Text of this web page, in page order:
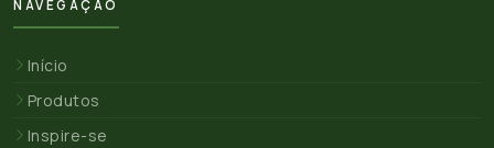
NAVEGAÇÃO
Início
Produtos
Inspire-se